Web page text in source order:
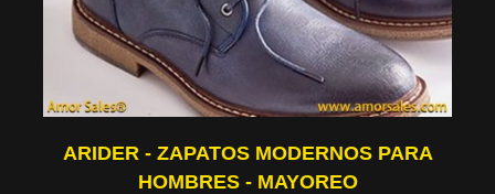
ARIDER - ZAPATOS MODERNOS PARA
HOMBRES - MAYOREO